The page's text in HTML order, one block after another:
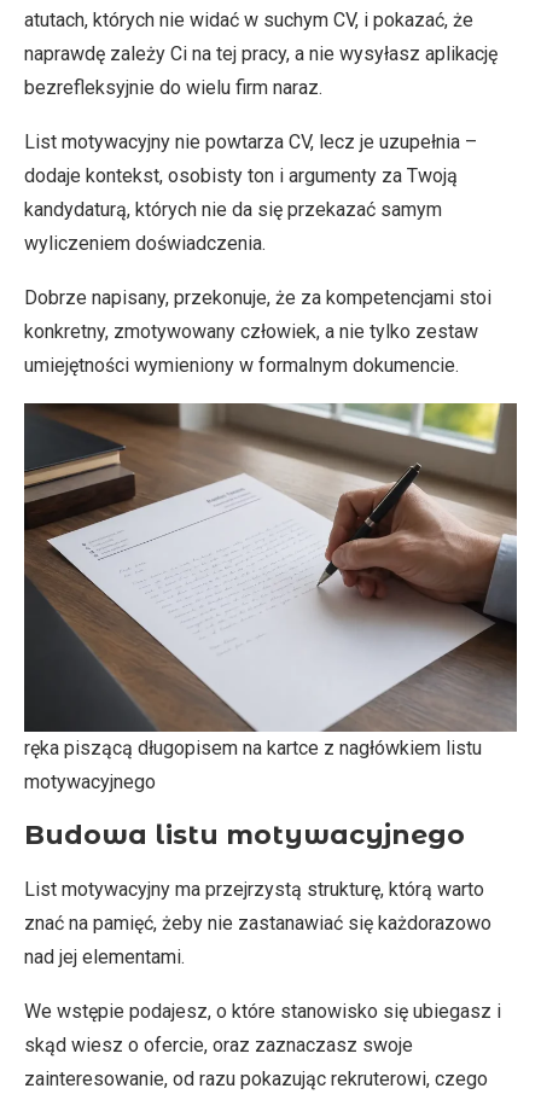
atutach, których nie widać w suchym CV, i pokazać, że
naprawdę zależy Ci na tej pracy, a nie wysyłasz aplikację
bezrefleksyjnie do wielu firm naraz.
List motywacyjny nie powtarza CV, lecz je uzupełnia –
dodaje kontekst, osobisty ton i argumenty za Twoją
kandydaturą, których nie da się przekazać samym
wyliczeniem doświadczenia.
Dobrze napisany, przekonuje, że za kompetencjami stoi
konkretny, zmotywowany człowiek, a nie tylko zestaw
umiejętności wymieniony w formalnym dokumencie.
ręka piszącą długopisem na kartce z nagłówkiem listu
motywacyjnego
Budowa listu motywacyjnego
List motywacyjny ma przejrzystą strukturę, którą warto
znać na pamięć, żeby nie zastanawiać się każdorazowo
nad jej elementami.
We wstępie podajesz, o które stanowisko się ubiegasz i
skąd wiesz o ofercie, oraz zaznaczasz swoje
zainteresowanie, od razu pokazując rekruterowi, czego